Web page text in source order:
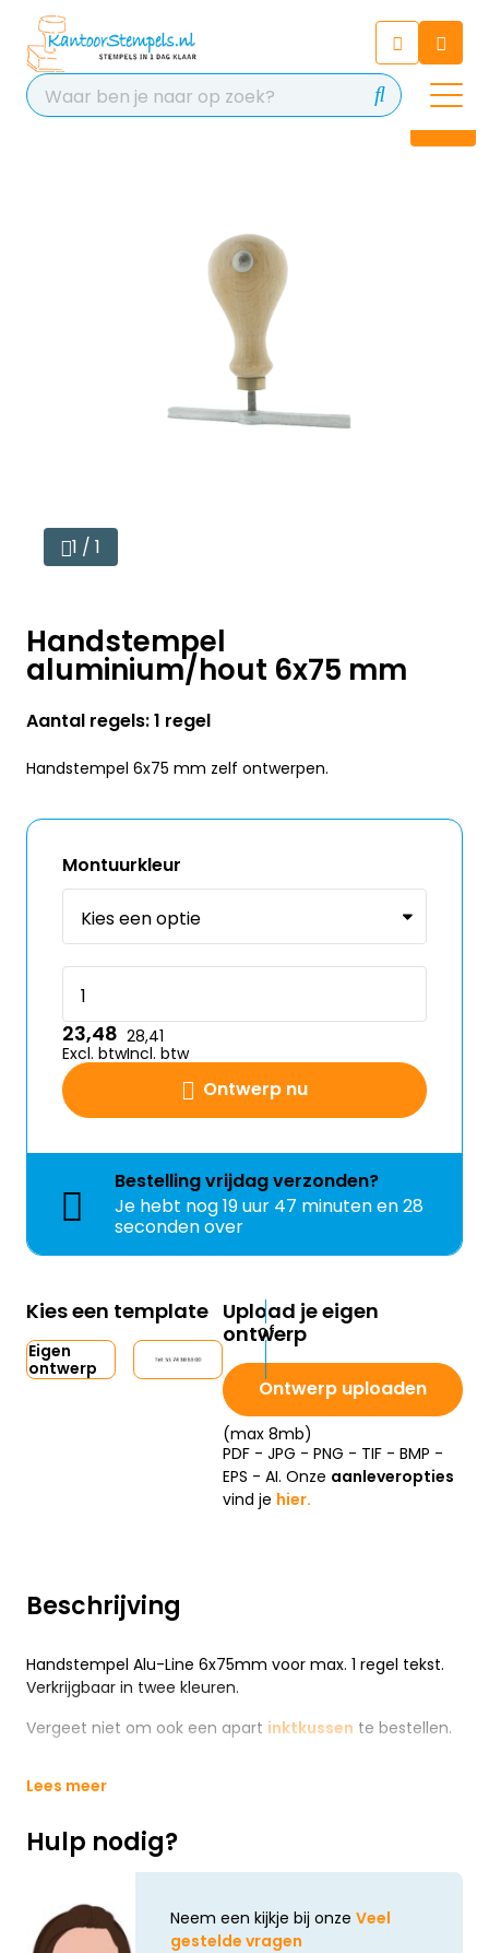
Chat 24/7 met onze chatbot
voor hulp
Contact
Beschrijving
Handstempel Alu-Line 6x75mm voor max. 1 regel tekst.
Verkrijgbaar in twee kleuren.
Vergeet niet om ook een apart inktkussen te bestellen.
Lees meer
Hulp nodig?
Neem een kijkje bij onze Veel
gestelde vragen
1 / 1
Handstempel
aluminium/hout 6x75 mm
Aantal regels: 1 regel
Handstempel 6x75 mm zelf ontwerpen.
Montuurkleur
Ontwerp nu
23,48
Excl. btw
28,41
Incl. btw
Bestellingvrijdagverzonden?
Je hebt nog19 uur 47 minuten en 28
seconden over
Kies een template
Eigen
ontwerp
Upload je eigen
ontwerp
Ontwerp uploaden
(max 8mb)
PDF - JPG - PNG - TIF - BMP -
EPS - AI. Onze aanleveropties
vind je hier.